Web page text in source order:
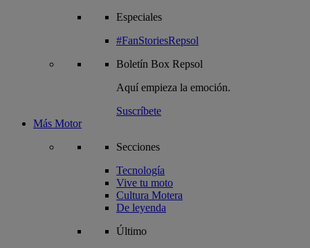
Especiales
#FanStoriesRepsol
Boletín Box Repsol
Aquí empieza la emoción.
Suscríbete
Más Motor
Secciones
Tecnología
Vive tu moto
Cultura Motera
De leyenda
Último